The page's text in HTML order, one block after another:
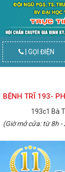
| GỌI ĐIỆN
BỆNH TRĨ 193-
193c1 Bà
(Giờ mở cửa: từ 8h